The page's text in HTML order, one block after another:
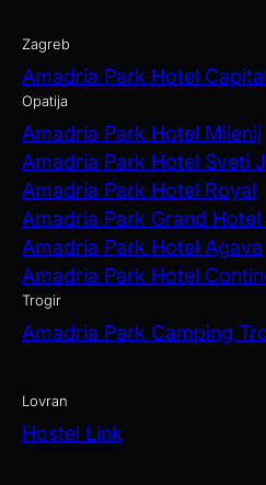
Zagreb
Amadria Park Hotel Capital
Opatija
Amadria Park Hotel Milenij
Amadria Park Hotel Sveti
Amadria Park Hotel Royal
Amadria Park Grand
Amadria Park Hotel Agava
Amadria Park Hotel
Trogir
Amadria Park Camping
Lovran
Hostel Link